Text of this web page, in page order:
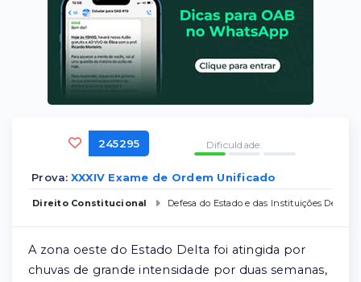
245295 Dificuldade:
Prova: XXXIV Exame de Ordem Unificado
Direito Constitucional Defesa do Estado e das Instituições
A zona oeste do Estado Delta foi atingida por
chuvas de grande intensidade por duas semanas,